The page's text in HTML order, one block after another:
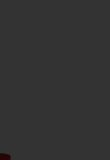
PARA EL PELO BIG EFFING